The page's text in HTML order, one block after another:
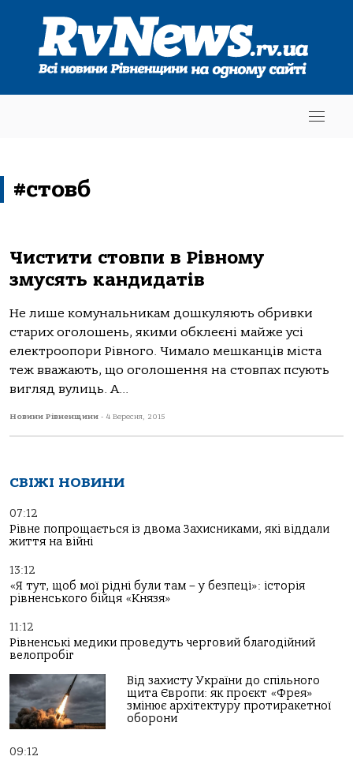
#стовб
Чистити стовпи в Рівному
змусять кандидатів
Не лише комунальникам дошкуляють обривки
старих оголошень, якими обклеєні майже усі
електроопори Рівного. Чимало мешканців міста
теж вважають, що оголошення на стовпах псують
вигляд вулиць. А...
Новини Рівненщини - 4 Вересня, 2015
СВІЖІ НОВИНИ
07:12
Рівне попрощається із двома Захисниками, які віддали
життя на війні
13:12
«Я тут, щоб мої рідні були там – у безпеці»: історія
рівненського бійця «Князя»
11:12
Рівненські медики проведуть черговий благодійний
велопробіг
Від захисту України до спільного
щита Європи: як проєкт «Фрея»
змінює архітектуру протиракетної
оборони
09:12